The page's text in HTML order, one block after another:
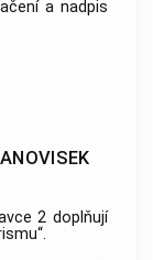
a nadpis
2 doplňují